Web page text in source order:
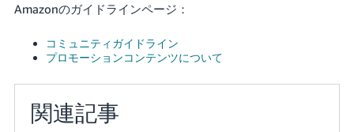
Amazonのガイドラインページ：
コミュニティガイドライン
プロモーションコンテンツについて
関連記事